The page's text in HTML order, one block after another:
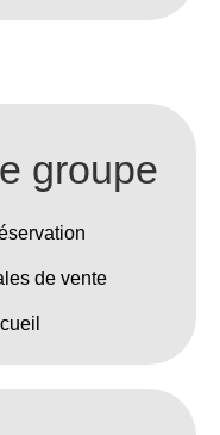
groupe
de vente